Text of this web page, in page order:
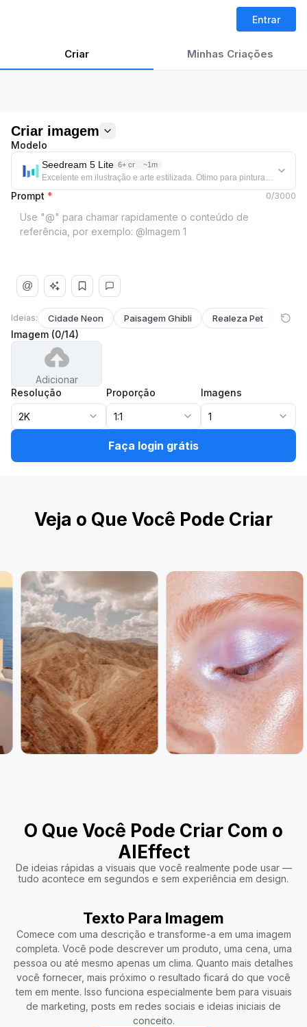
Entrar
Criar Minhas Criações
Criar imagem
Modelo
Seedream 5 Lite 6+ cr ~1m
Excelente em ilustração e arte estilizada. Ótimo para pinturas digitais
Prompt * 0/3000
@
Ideias: Cidade Neon Paisagem Ghibli Realeza Pet
Imagem (0/14)
Adicionar
Resolução
2K
Proporção
1:1
Imagens
1
Faça login grátis
Veja o Que Você Pode Criar
O Que Você Pode Criar Com o
AIEffect
De ideias rápidas a visuais que você realmente pode usar —
tudo acontece em segundos e sem experiência em design.
Texto Para Imagem
Comece com uma descrição e transforme-a em uma imagem
completa. Você pode descrever um produto, uma cena, uma
pessoa ou até mesmo apenas um clima. Quanto mais detalhes
você fornecer, mais próximo o resultado ficará do que você
tem em mente. Isso funciona especialmente bem para visuais
de marketing, posts em redes sociais e ideias iniciais de
conceito.